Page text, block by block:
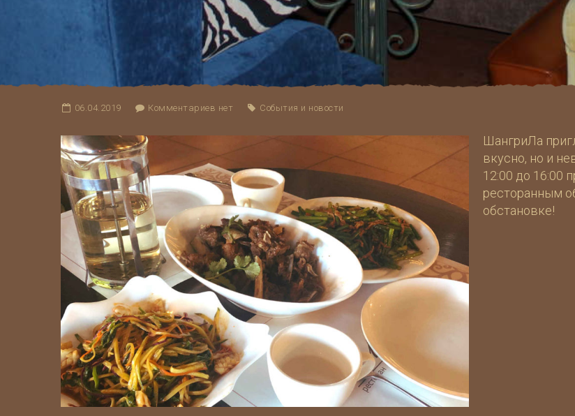
06.04.2019 Комментариев нет События и новости
ШангриЛа
вкусно, но и
12:00 до 16:00
ресторанным
обстановке!